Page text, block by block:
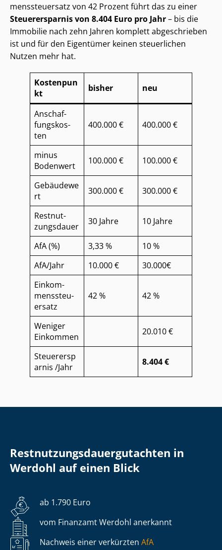
mens­steu­er­satz von 42 Prozent führt das zu einer
Steuerersparnis von 8.404 Euro pro Jahr– bis die
Immobilie nach zehn Jahren komplett abgeschrieben
ist und für den Eigentümer keinen steuerlichen
Nutzen mehr hat.
Kostenpun
kt
bisher neu
An­schaf­
fungs­kos­
ten
400.000 € 400.000 €
minus
Bodenwert
100.000 € 100.000 €
Gebäudewe
rt
300.000 € 300.000 €
Rest­nut­
zungs­dau­er
30 Jahre 10 Jahre
AfA (%) 3,33 %
10 %
AfA/Jahr
10.000 €
30.000€
Ein­kom­
mens­steu­
er­satz
42 % 42 %
Weniger
Einkommen
20.010 €
Steuerersp
arnis /Jahr
8.404 €
Rest­nut­zungs­dau­er­gut­ach­ten in
Werdohl auf einen Blick
ab 1.790 Euro
vom Finanzamt Werdohl anerkannt
Nachweis einer verkürzten AfA